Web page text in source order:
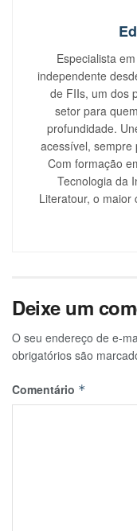
Especialista
independente
de FIIs, um dos
setor para
profundidade.
acessível, sempre
Com formação
Tecnologia da
Literatour, o maior
Deixe um
O seu endereço de e-
obrigatórios são
Comentário *